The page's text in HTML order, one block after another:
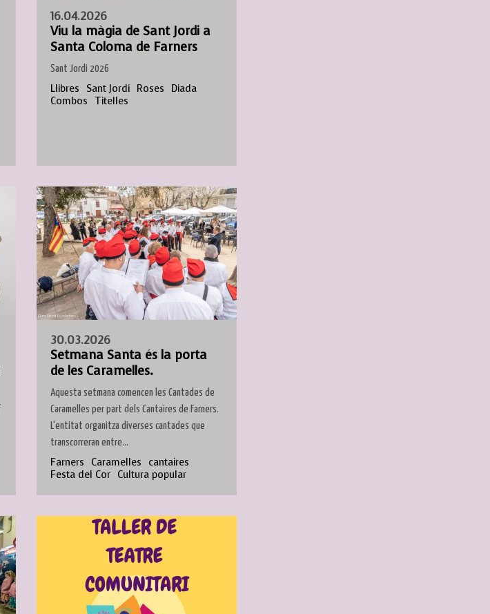
16.04.2026
Viu la màgia de Sant Jordi a
Santa Coloma de Farners
Sant Jordi 2026
Llibres Sant Jordi Roses
Diada
Combos
Titelles
30.03.2026
Setmana Santa és la porta
de les Caramelles.
Aquesta setmana comencen les Cantades de
Caramelles per part dels Cantaires de Farners.
L'entitat organitza diverses cantades que
transcorreran entre...
Farners Caramelles
cantaires
Festa del Cor Cultura popular